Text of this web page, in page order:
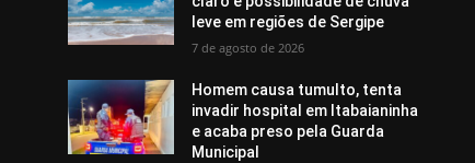
leve em regiões de Sergipe
7 de agosto de 2026
Homem causa tumulto, tenta
invadir hospital em Itabaianinha
e acaba preso pela Guarda
Municipal